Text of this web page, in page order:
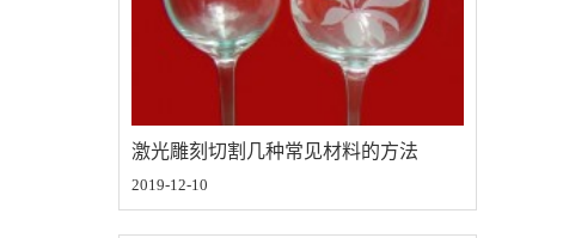
激光雕刻切割几种常见材料的方法
2019-12-10